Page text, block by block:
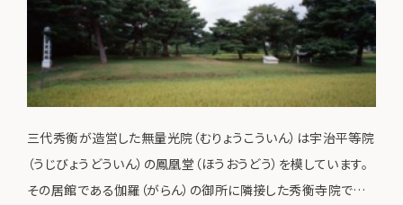
三代秀衡が造営した無量光院（むりょうこういん）は宇治平等院
（うじびょうどういん）の鳳凰堂（ほうおうどう）を模しています。
その居館である伽羅（がらん）の御所に隣接した秀衡寺院でし